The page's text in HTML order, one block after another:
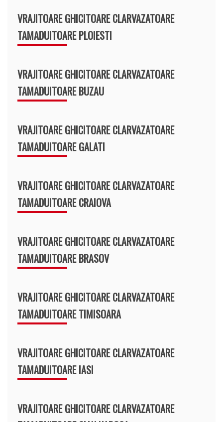
VRAJITOARE GHICITOARE CLARVAZATOARE
TAMADUITOARE PLOIESTI
VRAJITOARE GHICITOARE CLARVAZATOARE
TAMADUITOARE BUZAU
VRAJITOARE GHICITOARE CLARVAZATOARE
TAMADUITOARE GALATI
VRAJITOARE GHICITOARE CLARVAZATOARE
TAMADUITOARE CRAIOVA
VRAJITOARE GHICITOARE CLARVAZATOARE
TAMADUITOARE BRASOV
VRAJITOARE GHICITOARE CLARVAZATOARE
TAMADUITOARE TIMISOARA
VRAJITOARE GHICITOARE CLARVAZATOARE
TAMADUITOARE IASI
VRAJITOARE GHICITOARE CLARVAZATOARE